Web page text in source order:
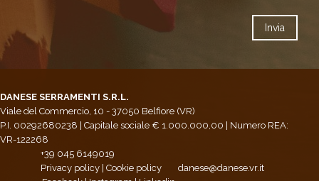
DANESE SERRAMENTI S.R.L.
Viale del Commercio, 10 - 37050 Belfiore (VR)
P.I. 00292680238 | Capitale sociale € 1.000.000,00 | Numero REA:
VR-122268
+39 045 6149019
Privacy policy Cookie policy
danese@danese.vr.it